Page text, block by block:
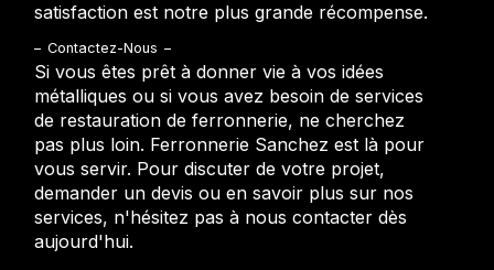
satisfaction est notre plus grande récompense.
Contactez-Nous
Si vous êtes prêt à donner vie à vos idées
métalliques ou si vous avez besoin de services
de restauration de ferronnerie, ne cherchez
pas plus loin. Ferronnerie Sanchez est là pour
vous servir. Pour discuter de votre projet,
demander un devis ou en savoir plus sur nos
services, n'hésitez pas à nous contacter dès
aujourd'hui.